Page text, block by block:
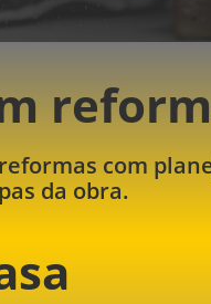
com
da obra.